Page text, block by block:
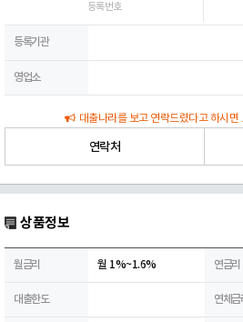
등록번호
등록기관
영업소
대출나라를 보고 연락드렸다고 하시면
연락처
상품정보
월금리 월 1%~1.6% 연금리
대출한도 연체금